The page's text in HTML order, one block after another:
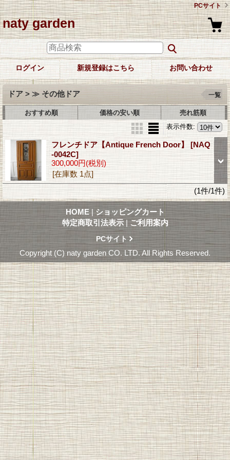
PCサイト
naty garden
ログイン 新規登録はこちら お問い合わせ
ドア > ≫ その他ドア 一覧
おすすめ順 価格の安い順
売れ筋順
表示件数:
フレンチドア【Antique French Door】 [NAQ
-0042C]
300,000円(税別)
[在庫数 1点]
(1件/1件)
HOME | ショッピングカート
特定商取引法表示 | ご利用案内
PCサイト
Copyright (C) naty garden CO. LTD. All Rights Reserved.